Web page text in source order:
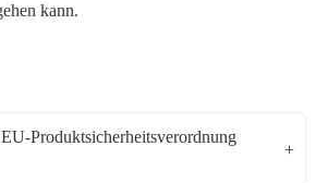
kann.
Produktsicherheitsverordnung